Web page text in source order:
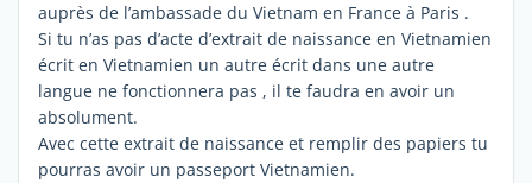
auprès de l’ambassade du Vietnam en France à Paris .
Si tu n’as pas d’acte d’extrait de naissance en Vietnamien
écrit en Vietnamien un autre écrit dans une autre
langue ne fonctionnera pas , il te faudra en avoir un
absolument.
Avec cette extrait de naissance et remplir des papiers tu
pourras avoir un passeport Vietnamien.